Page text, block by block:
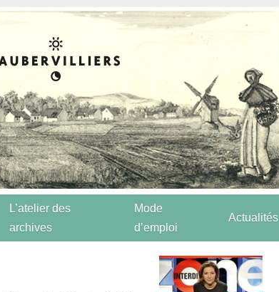
L’atelier des
archives
Mode
d’emploi
Actualités